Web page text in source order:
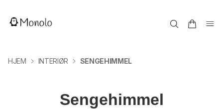
HJEM INTERIØR SENGEHIMMEL
Sengehimmel